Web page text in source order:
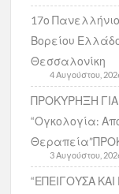
17ο
Βορείου
Θεσσαλονίκη
4 Αυγούστου,
ΠΡΟΚΥΡΗΞΗ
“Ογκολογία:
3 Αυγούστου,
“ΕΠΕΙΓΟΥΣΑ